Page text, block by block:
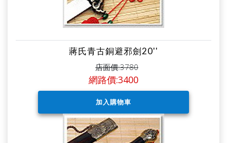
蔣氏青古銅避邪劍20''
店面價:3780
網路價:3400